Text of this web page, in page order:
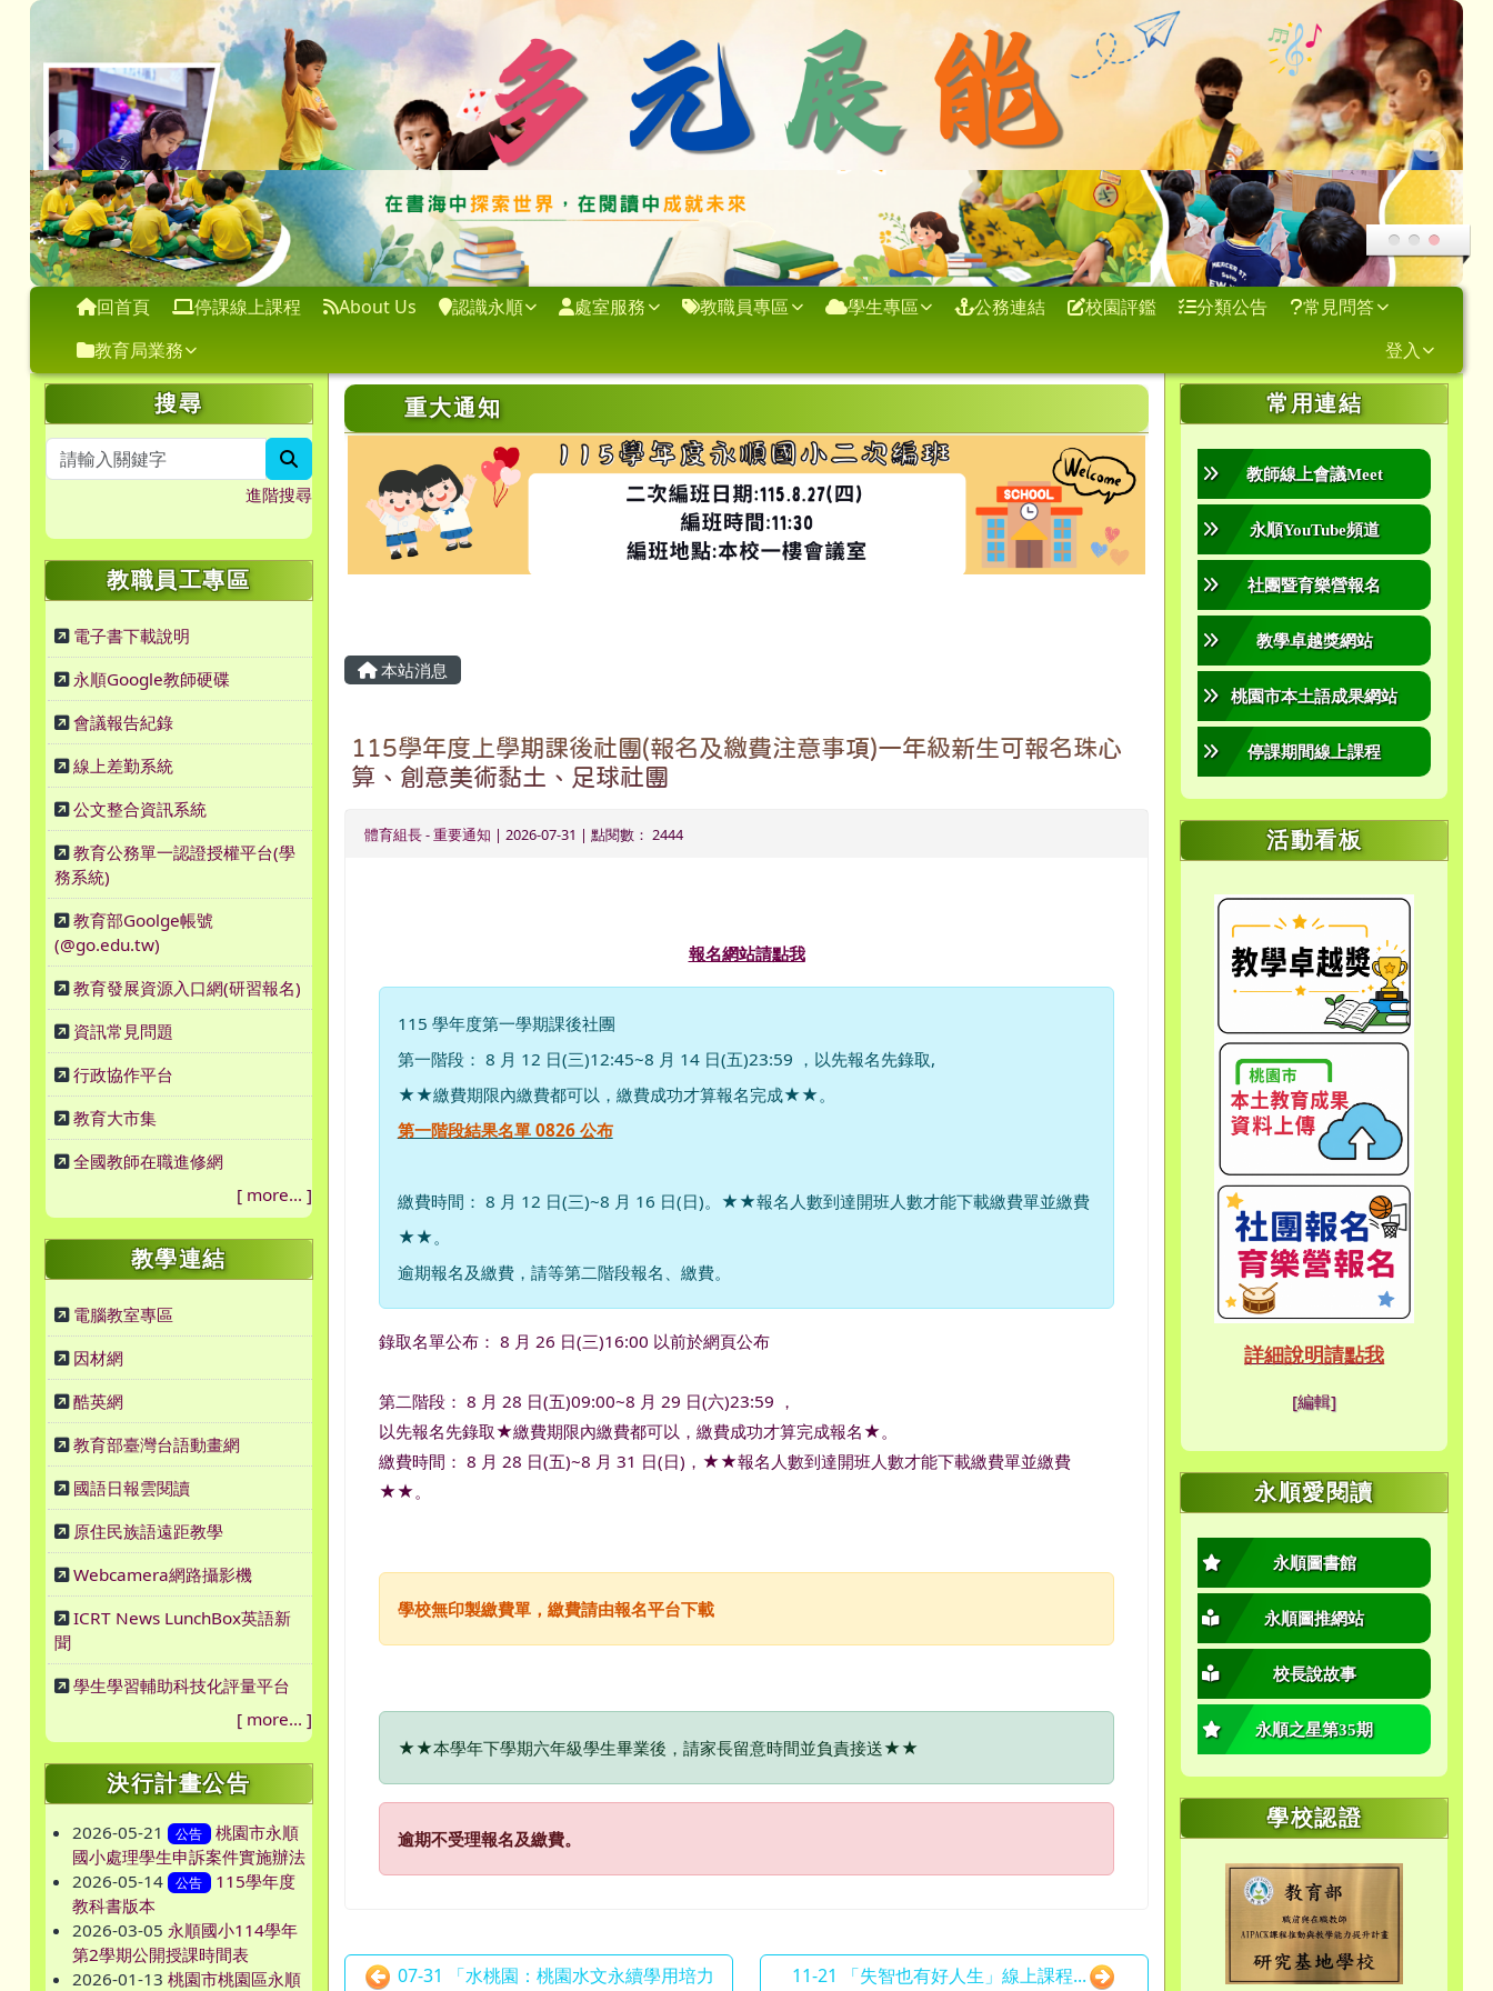
跳至主內容區
桃園市永順國小
導覽列回首頁 停課線上課程 About Us 認識永順 處室服務 教職員專區 學生專區 公務連結 校園評鑑 分類公告
常見問答
教育局業務
登入
左邊區域內容
搜尋
進階搜尋
教職員工專區
電子書下載說明
永順Google教師硬碟
會議報告紀錄
線上差勤系統
公文整合資訊系統
教育公務單一認證授權平台(學
務系統)
教育部Goolge帳號
(@go.edu.tw)
教育發展資源入口網(研習報名)
資訊常見問題
行政協作平台
教育大市集
全國教師在職進修網
[ more... ]
教學連結
電腦教室專區
因材網
酷英網
教育部臺灣台語動畫網
國語日報雲閱讀
原住民族語遠距教學
Webcamera網路攝影機
ICRT News LunchBox英語新
聞
學生學習輔助科技化評量平台
[ more... ]
決行計畫公告
2026-05-21 公告
桃園市永順
國小處理學生申訴案件實施辦法
2026-05-14
公告
115學年度
教科書版本
2026-03-05 永順國小114學年
第2學期公開授課時間表
2026-01-13 桃園市桃園區永順
上中區域內容
重大通知
本站消息
115學年度上學期課後社團(報名及繳費注意事項)一年級新生可報名珠心
算、創意美術黏土、足球社團
體育組長-重要通知 | 2026-07-31 | 點閱數： 2444
報名網站請點我
115 學年度第一學期課後社團
第一階段： 8 月 12 日(三)12:45~8 月 14 日(五)23:59 ，以先報名先錄取,
★★繳費期限內繳費都可以，繳費成功才算報名完成★★。
第一階段結果名單 0826 公布
繳費時間： 8 月 12 日(三)~8 月 16 日(日)。★★報名人數到達開班人數才能下載繳費單並繳費
★★。
逾期報名及繳費，請等第二階段報名、繳費。
錄取名單公布： 8 月 26 日(三)16:00 以前於網頁公布
第二階段： 8 月 28 日(五)09:00~8 月 29 日(六)23:59 ，
以先報名先錄取★繳費期限內繳費都可以，繳費成功才算完成報名★。
繳費時間： 8 月 28 日(五)~8 月 31 日(日)，★★報名人數到達開班人數才能下載繳費單並繳費
★★。
學校無印製繳費單，繳費請由報名平台下載
★★本學年下學期六年級學生畢業後，請家長留意時間並負責接送★★
逾期不受理報名及繳費。
07-31 「水桃園：桃園水文永續學用培力
11-21 「失智也有好人生」線上課程...
右邊區域內容
常用連結
教師線上會議Meet
永順YouTube頻道
社團暨育樂營報名
教學卓越獎網站
桃園市本土語成果網站
停課期間線上課程
活動看板
link to
link to https://
link to https://
link to https://
link to https://
link to https://
link to https://
link to https://
link to https://
link to https://
link to https://
link to https://
link to
link to
link to
link to
link to
link to
link to
link to
link to
link to
link to https://
link to https://
link to https://
link to https://
link to https://
link to https://
link to https://
link to https://
link to https://
link to https://
link to https://
link to https://
link to https://
link to https://
link to https://
link to https://
link to https://
link to https://
link to https://
link to https://
link to https://
link to https://
link to https://
link to https://
link to https://
link to https://
link to https://
link to https://
link to https://
link to https://
link to https://
link to https://
link to https://
link to https://
link to https://
link to https://
link to https://
link to https://
link to https://
link to https://
link to https://
link to https://
link to https://
link to https://
link to https://
link to https://
link to https://
link to https://
link to https://
ink to https://forms.gle/
詳細說明請點我
link to https://
[編輯]
永順愛閱讀
永順圖書館
永順圖推網站
校長說故事
永順之星第35期
學校認證
頁尾區域